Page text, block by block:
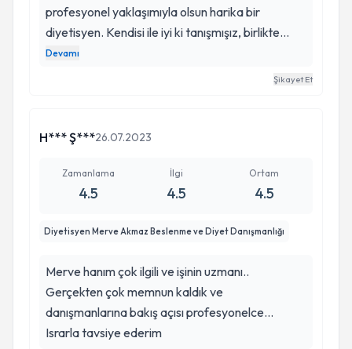
profesyonel yaklaşımıyla olsun harika bir
diyetisyen. Kendisi ile iyi ki tanışmışız, birlikte
çalışmaya başladığımızdan beri sayesinde hem
kilo verdim hem insülin direncim normale döndü.
Devamı
Şikayet Et
H*** Ş***26.07.2023
Zamanlama
4.5
İlgi
4.5
Ortam
4.5
Diyetisyen Merve Akmaz Beslenme ve Diyet Danışmanlığı
Merve hanım çok ilgili ve işinin uzmanı..
Gerçekten çok memnun kaldık ve
danışmanlarına bakış açısı profesyonelce...
Israrla tavsiye ederim